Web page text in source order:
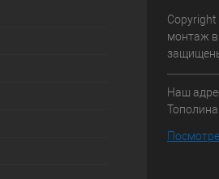
монтаж
Наш